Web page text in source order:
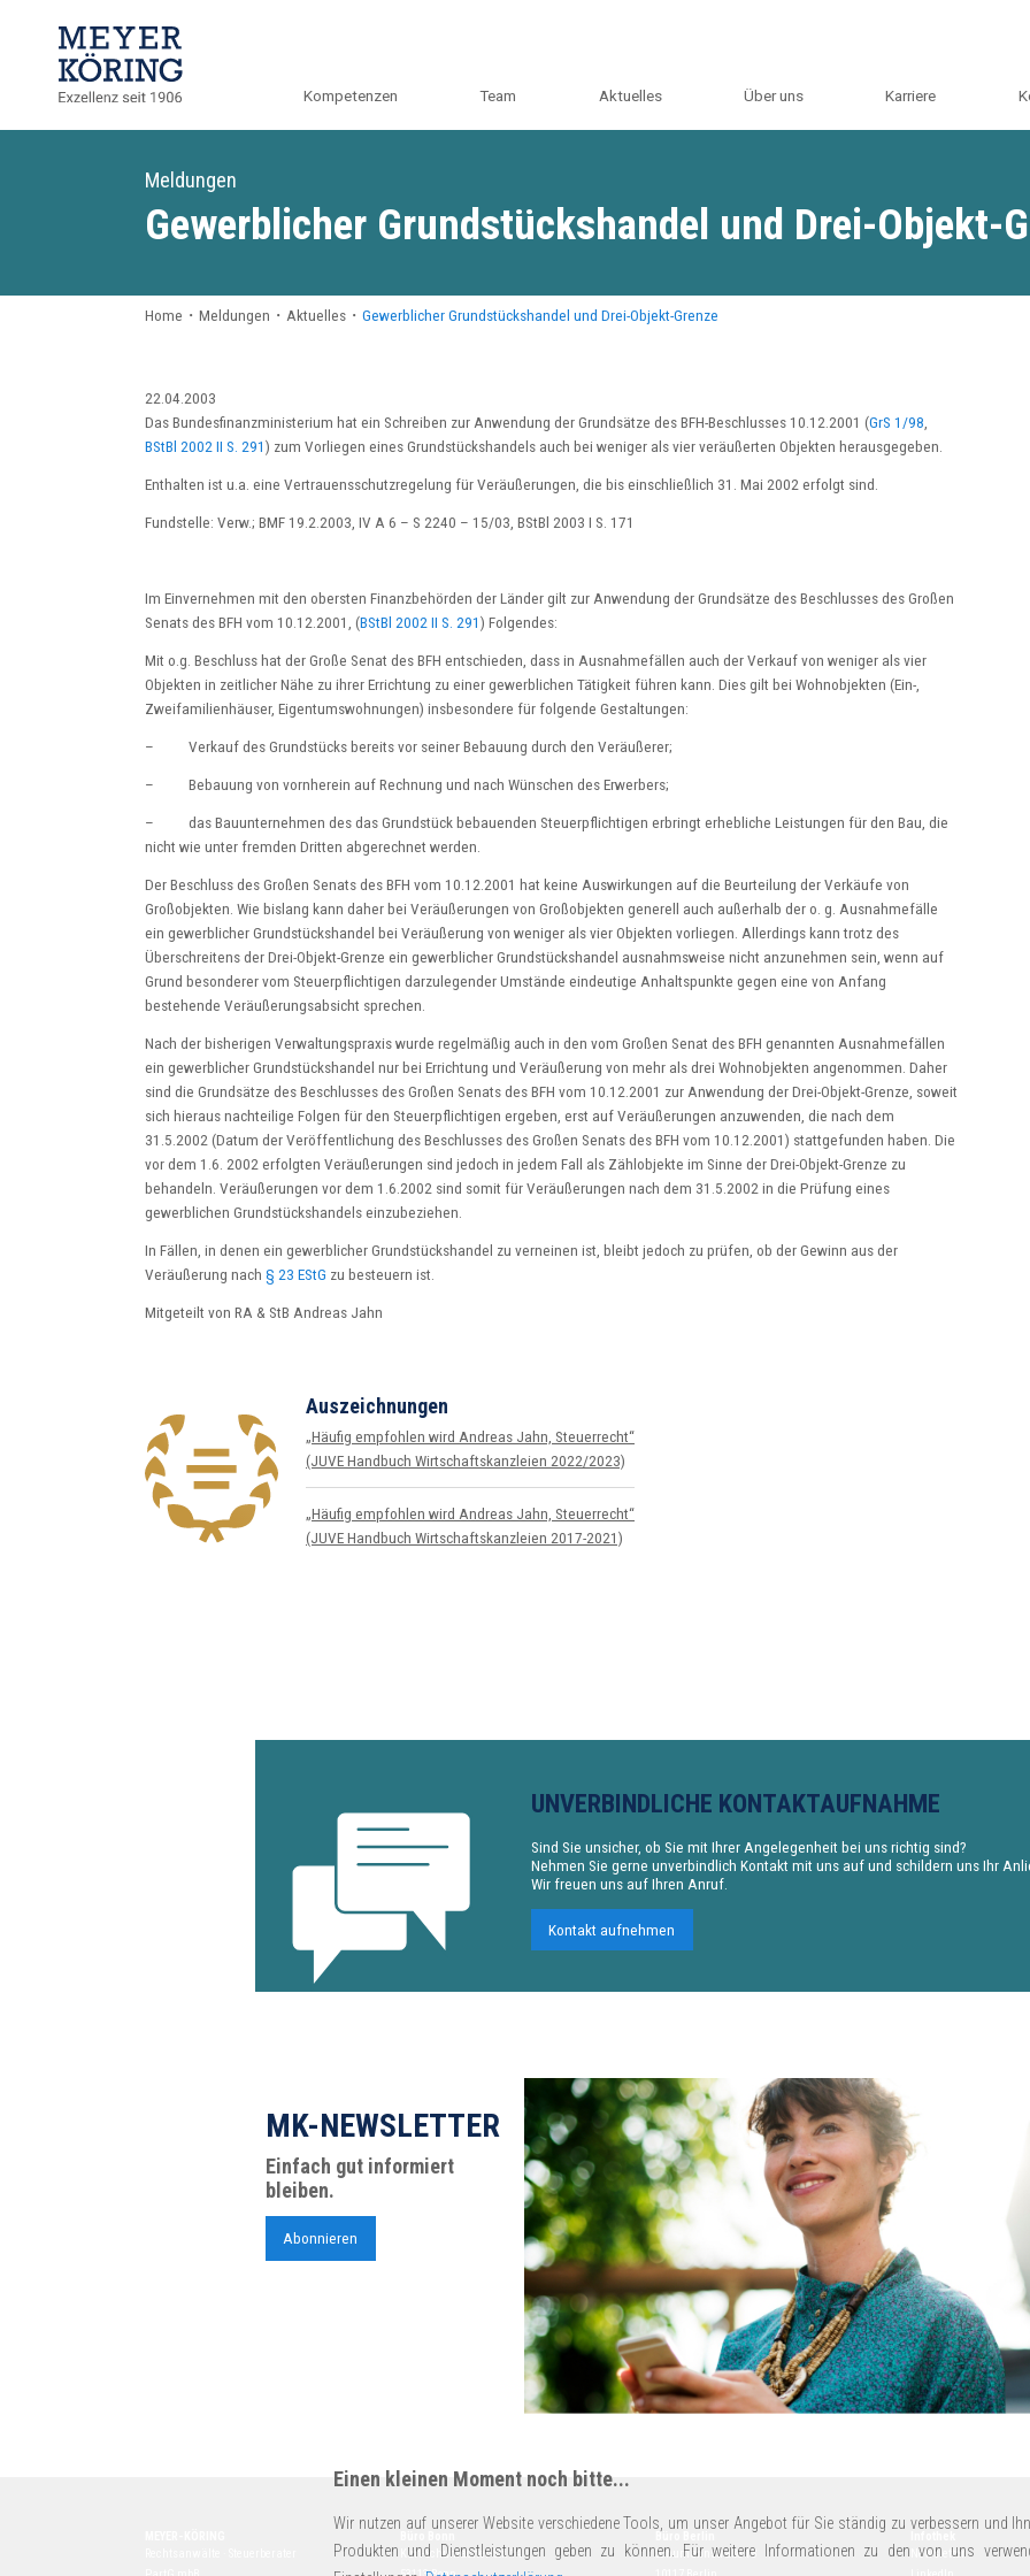
Kompetenzen Team Aktuelles Über uns Karriere
Meldungen
Gewerblicher Grundstückshandel und Drei-Objekt-
Home ・ Meldungen ・ Aktuelles ・ Gewerblicher Grundstückshandel und Drei-Objekt-Grenze
22.04.2003
Das Bundesfinanzministerium hat ein Schreiben zur Anwendung der Grundsätze des BFH-Beschlusses 10.12.2001 (GrS 1/98
BStBl 2002 II S. 291) zum Vorliegen eines Grundstückshandels auch bei weniger als vier veräußerten Objekten herausgegeben.
Enthalten ist u.a. eine Vertrauensschutzregelung für Veräußerungen, die bis einschließlich 31. Mai 2002 erfolgt sind.
Fundstelle: Verw.; BMF 19.2.2003, IV A 6 – S 2240 – 15/03, BStBl 2003 I S. 171
Im Einvernehmen mit den obersten Finanzbehörden der Länder gilt zur Anwendung der Grundsätze des Beschlusses des Großen
Senats des BFH vom 10.12.2001, (BStBl 2002 II S. 291) Folgendes:
Mit o.g. Beschluss hat der Große Senat des BFH entschieden, dass in Ausnahmefällen auch der Verkauf von weniger als vier
Objekten in zeitlicher Nähe zu ihrer Errichtung zu einer gewerblichen Tätigkeit führen kann. Dies gilt bei Wohnobjekten (Ein-,
Zweifamilienhäuser, Eigentumswohnungen) insbesondere für folgende Gestaltungen:
– Verkauf des Grundstücks bereits vor seiner Bebauung durch den Veräußerer;
– Bebauung von vornherein auf Rechnung und nach Wünschen des Erwerbers;
– das Bauunternehmen des das Grundstück bebauenden Steuerpflichtigen erbringt erhebliche Leistungen für den Bau, die
nicht wie unter fremden Dritten abgerechnet werden.
Der Beschluss des Großen Senats des BFH vom 10.12.2001 hat keine Auswirkungen auf die Beurteilung der Verkäufe von
Großobjekten. Wie bislang kann daher bei Veräußerungen von Großobjekten generell auch außerhalb der o. g. Ausnahmefälle
ein gewerblicher Grundstückshandel bei Veräußerung von weniger als vier Objekten vorliegen. Allerdings kann trotz des
Überschreitens der Drei-Objekt-Grenze ein gewerblicher Grundstückshandel ausnahmsweise nicht anzunehmen sein, wenn auf
Grund besonderer vom Steuerpflichtigen darzulegender Umstände eindeutige Anhaltspunkte gegen eine von Anfang
bestehende Veräußerungsabsicht sprechen.
Nach der bisherigen Verwaltungspraxis wurde regelmäßig auch in den vom Großen Senat des BFH genannten Ausnahmefällen
ein gewerblicher Grundstückshandel nur bei Errichtung und Veräußerung von mehr als drei Wohnobjekten angenommen. Daher
sind die Grundsätze des Beschlusses des Großen Senats des BFH vom 10.12.2001 zur Anwendung der Drei-Objekt-Grenze, soweit
sich hieraus nachteilige Folgen für den Steuerpflichtigen ergeben, erst auf Veräußerungen anzuwenden, die nach dem
31.5.2002 (Datum der Veröffentlichung des Beschlusses des Großen Senats des BFH vom 10.12.2001) stattgefunden haben. Die
vor dem 1.6. 2002 erfolgten Veräußerungen sind jedoch in jedem Fall als Zählobjekte im Sinne der Drei-Objekt-Grenze zu
behandeln. Veräußerungen vor dem 1.6.2002 sind somit für Veräußerungen nach dem 31.5.2002 in die Prüfung eines
gewerblichen Grundstückshandels einzubeziehen.
In Fällen, in denen ein gewerblicher Grundstückshandel zu verneinen ist, bleibt jedoch zu prüfen, ob der Gewinn aus der
Veräußerung nach § 23 EStG zu besteuern ist.
Mitgeteilt von RA & StB Andreas Jahn
Auszeichnungen
„Häufig empfohlen wird Andreas Jahn, Steuer­recht“
(JUVE Handbuch Wirtschafts­kanz­leien 2022/2023)
„Häufig empfohlen wird Andreas Jahn, Steuer­recht“
(JUVE Handbuch Wirtschafts­kanz­leien 2017-2021)
UNVERBINDLICHE KONTAKTAUFNAHME
Sind Sie unsicher, ob Sie mit Ihrer Angelegenheit bei uns richtig sind?
Nehmen Sie gerne unverbindlich Kontakt mit uns auf und schildern uns Ihr
Wir freuen uns auf Ihren Anruf.
Kontakt aufnehmen
MK-NEWSLETTER
Einfach gut informiert
bleiben.
Abonnieren
Kurt-Schumacher-Str. 14
Büro Berlin
Schumannstraße 18
Newsletter
Einen kleinen Moment noch bitte...
Wir nutzen auf unserer Website verschiedene Tools, um unser Angebot für Sie ständig zu verbessern und
Produkten und Dienstleistungen geben zu können. Für weitere Informationen zu den von uns